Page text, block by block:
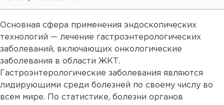
Основная сфера применения эндоскопических
технологий — лечение гастроэнтерологических
заболеваний, включающих онкологические
заболевания в области ЖКТ.
Гастроэнтерологические заболевания являются
лидирующими среди болезней по своему числу во
всем мире. По статистике, болезни органов